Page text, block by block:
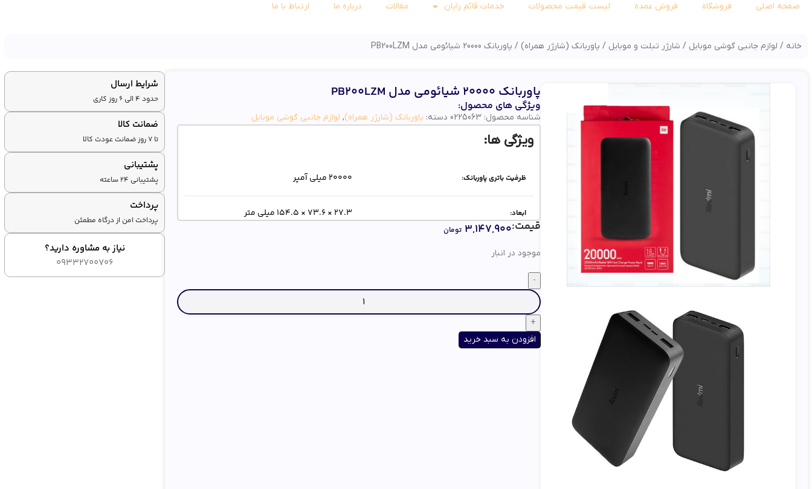
صفحه اصلی فروشگاه فروش عمده لیست قیمت محصولات خدمات قائم رایان مقالات درباره ما ارتباط با ما
خانه لوازم جانبی گوشی موبایل شارژر تبلت و موبایل پاوربانک (شارژر همراه) پاوربانک 20000 شیائومی مدل PB200LZM
پاوربانک 20000 شیائومی مدل PB200LZM
ویژگی های محصول:
شناسه محصول: 0225063 دسته: پاوربانک (شارژر همراه), لوازم جانبی گوشی موبایل
ویژگی ها:
ظرفیت باتری پاوربانک: 20000 میلی آمپر
ابعاد: 27.3 × 73.6 × 154.5 میلی متر
شدت جریان خروجی کلی:
موجود در انبار
افزودن به سبد خرید
قیمت:۳,۱۴۷,۹۰۰ تومان
شرایط ارسال
حدود 4 الی 6 روز کاری
ضمانت کالا
تا ۷ روز ضمانت عودت کالا
پشتیبانی
پشتیبانی ۲۴ ساعته
پرداخت
پرداخت امن از درگاه مطمئن
نیاز به مشاوره دارید؟
09332700706